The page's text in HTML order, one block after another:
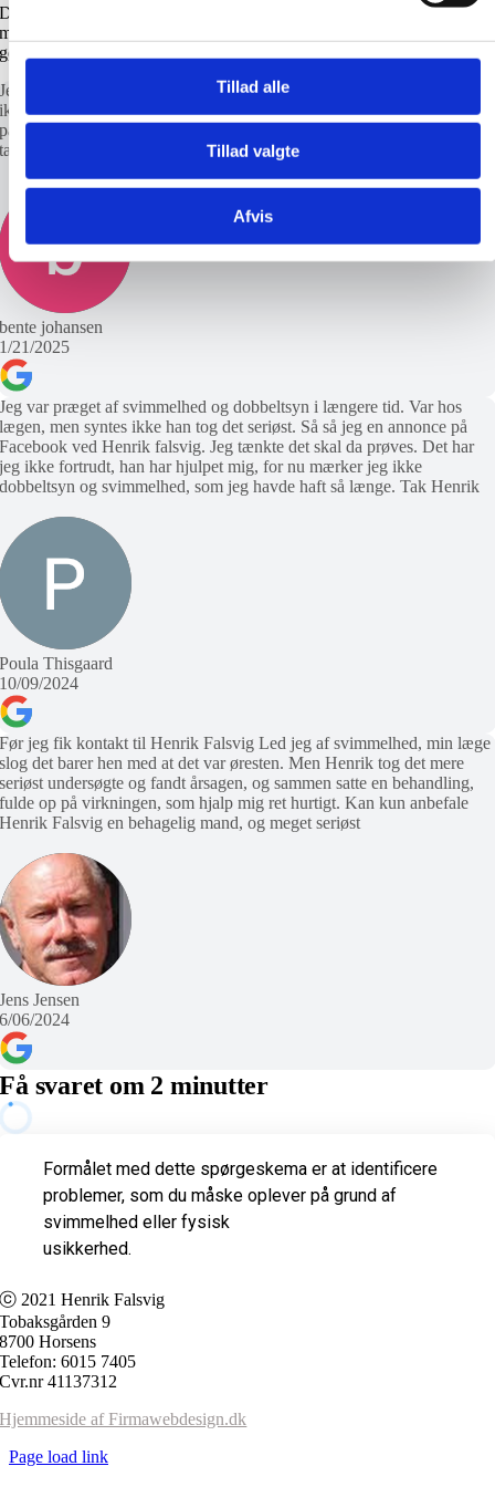
Tillad alle
Tillad valgte
Afvis
Derudover får du konkret svar på, hvad du skal gøre for at slippe af
med svimmelheden – så du i fremtiden kan bevæge dig frit igen og
gøre det du gerne vil.
Jeg er meget tilfreds. Svimmelheden var ikke til at holde ud. Jeg kunne
ikke bukke mig, rejse mig hurtigt eller dreje hovedet. Nu kan jeg nå
panelerne, stå på et ben og tage tøj på uden støtte. Skal ikke længere
tænke over Svimmelheden, og min hverdag er blevet mere almindelig.
bente johansen
1/21/2025
Jeg var præget af svimmelhed og dobbeltsyn i længere tid. Var hos
lægen, men syntes ikke han tog det seriøst. Så så jeg en annonce på
Facebook ved Henrik falsvig. Jeg tænkte det skal da prøves. Det har
jeg ikke fortrudt, han har hjulpet mig, for nu mærker jeg ikke
dobbeltsyn og svimmelhed, som jeg havde haft så længe. Tak Henrik
Poula Thisgaard
10/09/2024
Før jeg fik kontakt til Henrik Falsvig Led jeg af svimmelhed, min læge
slog det barer hen med at det var øresten. Men Henrik tog det mere
seriøst undersøgte og fandt årsagen, og sammen satte en behandling,
fulde op på virkningen, som hjalp mig ret hurtigt. Kan kun anbefale
Henrik Falsvig en behagelig mand, og meget seriøst
Jens Jensen
6/06/2024
Få svaret om 2 minutter
ⓒ 2021 Henrik Falsvig
Tobaksgården 9
8700 Horsens
Telefon: 6015 7405
Cvr.nr 41137312
Hjemmeside af Firmawebdesign.dk
Page load link